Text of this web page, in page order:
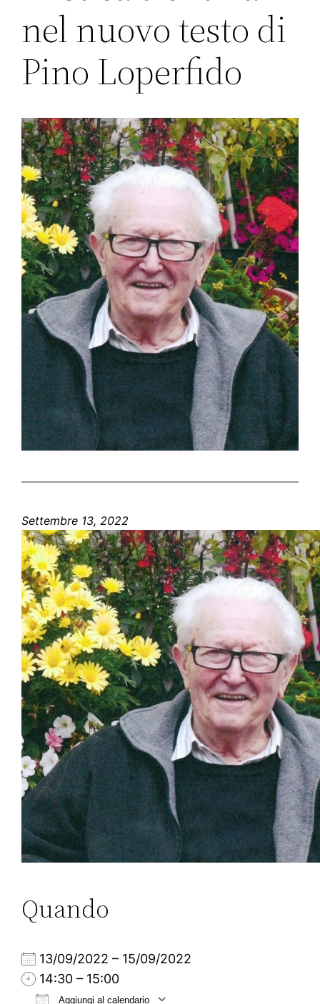
nel nuovo testo di
Pino Loperfido
Settembre 13, 2022
Quando
13/09/2022 – 15/09/2022
14:30 – 15:00
Aggiungi al calendario